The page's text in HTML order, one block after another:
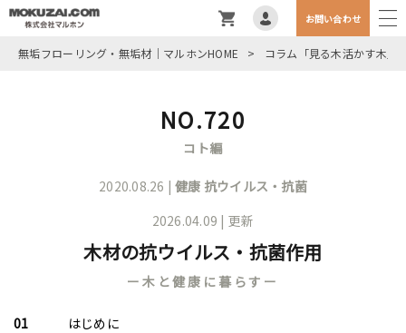
お問い合わせ
無垢フローリング・無垢材｜マルホンHOME > コラム「見る木活かす木」
NO.720
コト編
2020.08.26 |健康 抗ウイルス・抗菌
2026.04.09 | 更新
木材の抗ウイルス・抗菌作用
ー木と健康に暮らすー
はじめに